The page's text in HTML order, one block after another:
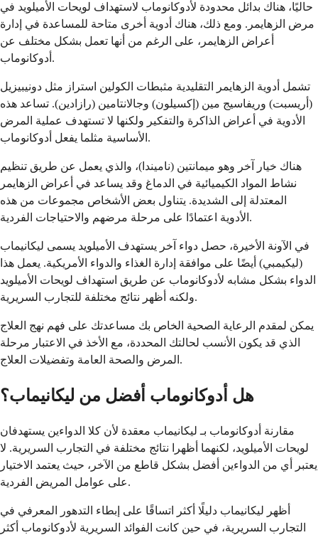
حاليًا، هناك بدائل محدودة لأدوكانوماب لاستهداف لويحات الأميلويد في
مرض الزهايمر. ومع ذلك، هناك أدوية أخرى متاحة للمساعدة في إدارة
أعراض الزهايمر، على الرغم من أنها تعمل بشكل مختلف عن
أدوكانوماب.
تشمل أدوية الزهايمر التقليدية مثبطات الكولين استراز مثل دونيبيزيل
(أريسبت) وريفاسيج مين (إكسيلون) وجالانتامين (رازادين). تساعد هذه
الأدوية في أعراض الذاكرة والتفكير ولكنها لا تستهدف عملية المرض
الأساسية مثلما يفعل أدوكانوماب.
هناك خيار آخر وهو ميمانتين (ناميندا)، والذي يعمل عن طريق تنظيم
نشاط المواد الكيميائية في الدماغ وقد يساعد في أعراض الزهايمر
المعتدلة إلى الشديدة. يتناول بعض الأشخاص مجموعات من هذه
الأدوية اعتمادًا على مرحلة مرضهم والاحتياجات الفردية.
في الآونة الأخيرة، حصل دواء آخر يستهدف الأميلويد يسمى ليكانيماب
(ليكيمبي) أيضًا على موافقة إدارة الغذاء والدواء الأمريكية. يعمل هذا
الدواء بشكل مشابه لأدوكانوماب عن طريق استهداف لويحات الأميلويد
ولكنه أظهر نتائج مختلفة للتجارب السريرية.
يمكن لمقدم الرعاية الصحية الخاص بك مساعدتك على فهم نهج العلاج
الذي قد يكون الأنسب لحالتك المحددة، مع الأخذ في الاعتبار مرحلة
المرض والصحة العامة وتفضيلات العلاج.
هل أدوكانوماب أفضل من ليكانيماب؟
مقارنة أدوكانوماب بـ ليكانيماب معقدة لأن كلا الدواءين يستهدفان
لويحات الأميلويد، لكنهما أظهرا نتائج مختلفة في التجارب السريرية. لا
يعتبر أي من الدواءين أفضل بشكل قاطع من الآخر، حيث يعتمد الاختيار
على عوامل المريض الفردية.
أظهر ليكانيماب دليلًا أكثر اتساقًا على إبطاء التدهور المعرفي في
التجارب السريرية، في حين كانت الفوائد السريرية لأدوكانوماب أكثر